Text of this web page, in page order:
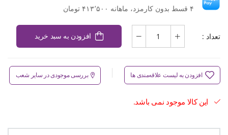
۴ قسط بدون کارمزد، ماهانه ۴۱۳٬۵۰۰ تومان
تعداد : افزودن به سبد خرید
افزودن به لیست علاقه‌مندی ها بررسی موجودی در سایر شعب
این کالا موجود نمی باشد.